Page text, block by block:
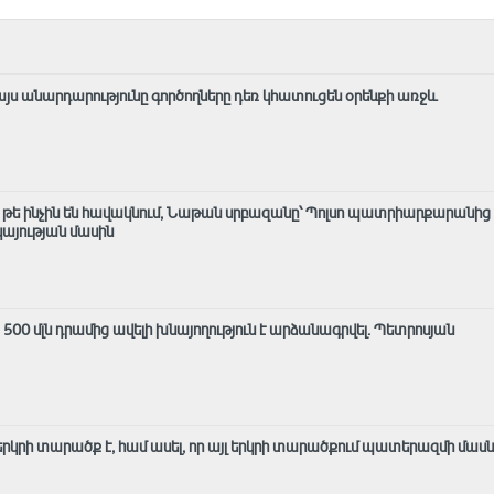
անարդարությունը գործողները դեռ կհատուցեն օրենքի առջև
թե ինչին են հավակնում, Նաթան սրբազանը՝ Պոլսո պատրիարքարանից
մասին
մլն դրամից ավելի խնայողություն է արձանագրվել. Պետրոսյան
տարածք է, համ ասել, որ այլ երկրի տարածքում պատերազմի